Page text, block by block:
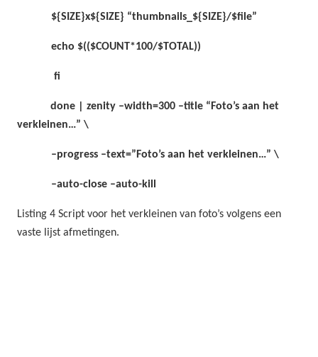
${SIZE}x${SIZE} “thumbnails_${SIZE}/$file”
echo $(($COUNT*100/$TOTAL))
fi
done | zenity –width=300 –title “Foto’s aan het
verkleinen…” \
–progress –text=”Foto’s aan het verkleinen…” \
–auto-close –auto-kill
Listing 4 Script voor het verkleinen van foto’s volgens een
vaste lijst afmetingen.